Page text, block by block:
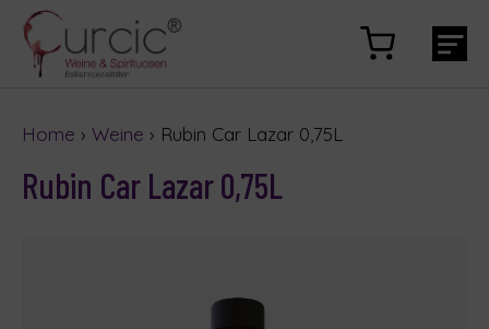
Home › Weine › Rubin Car Lazar 0,75L
Rubin Car Lazar 0,75L